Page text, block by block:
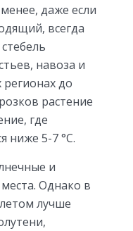
даже если
всегда
навоза и
до
растение
где
ниже 5-7 °C.
и
Однако в
лучше